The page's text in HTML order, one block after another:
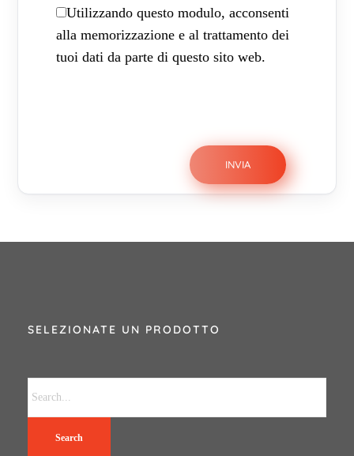
Utilizzando questo modulo, acconsenti
alla memorizzazione e al trattamento dei
tuoi dati da parte di questo sito web.
SELEZIONATE UN PRODOTTO
Search